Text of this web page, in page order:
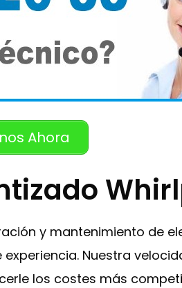
Ahora
y mantenimiento de
Nuestra
los costes más